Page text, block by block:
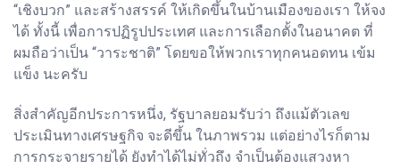
“เชิงบวก” และสร้างสรรค์ ให้เกิดขึ้นในบ้านเมืองของเรา ให้จง
ได้ ทั้งนี้ เพื่อการปฏิรูปประเทศ และการเลือกตั้งในอนาคต ที่
ผมถือว่าเป็น “วาระชาติ” โดยขอให้พวกเราทุกคนอดทน เข้ม
แข็ง นะครับ
สิ่งสำคัญอีกประการหนึ่ง, รัฐบาลยอมรับว่า ถึงแม้ตัวเลข
ประเมินทางเศรษฐกิจ จะดีขึ้น ในภาพรวม แต่อย่างไรก็ตาม
การกระจายรายได้ ยังทำได้ไม่ทั่วถึง จำเป็นต้องแสวงหา